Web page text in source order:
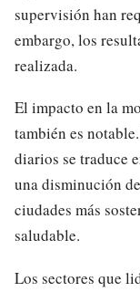
supervisión han
embargo, los
realizada.
El impacto en la
también es
diarios se traduce
una disminución
ciudades más
saludable.
Los sectores que